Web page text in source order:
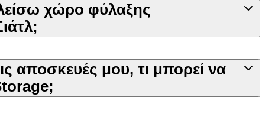
χώρο φύλαξης
αποσκευές μου, τι μπορεί να